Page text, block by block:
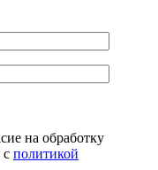
на обработку
c политикой